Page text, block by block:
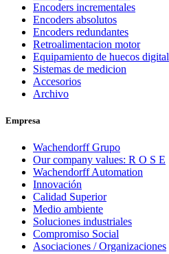
Encoders incrementales
Encoders absolutos
Encoders redundantes
Retroalimentacion motor
Equipamiento de huecos digital
Sistemas de medicion
Accesorios
Archivo
Empresa
Wachendorff Grupo
Our company values: R O S E
Wachendorff Automation
Innovación
Calidad Superior
Medio ambiente
Soluciones industriales
Compromiso Social
Asociaciones / Organizaciones